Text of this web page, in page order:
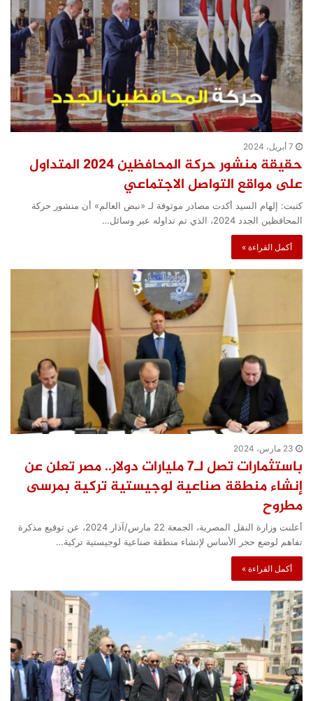
7 أبريل، 2024
حقيقة منشور حركة المحافظين 2024 المتداول
على مواقع التواصل الاجتماعي
كتبت: إلهام السيد أكدت مصادر موثوقة لـ «نبض العالم» أن منشور حركة
المحافظين الجدد 2024، الذي تم تداوله عبر وسائل…
أكمل القراءة »
23 مارس، 2024
باستثمارات تصل لـ7 مليارات دولار.. مصر تعلن عن
إنشاء منطقة صناعية لوجيستية تركية بمرسى
مطروح
أعلنت وزارة النقل المصرية، الجمعة 22 مارس/آذار 2024، عن توقيع مذكرة
تفاهم لوضع حجر الأساس لإنشاء منطقة صناعية لوجيستية تركية…
أكمل القراءة »